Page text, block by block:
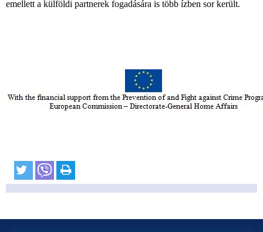
emellett a külföldi partnerek fogadására is több ízben sor került.